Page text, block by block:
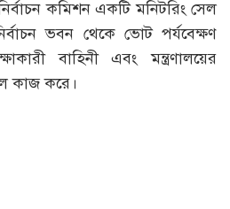
কমিশন একটি মনিটরিং সেল
ভবন থেকে ভোট পর্যবেক্ষণ
বাহিনী এবং মন্ত্রণালয়ের
কাজ করে।